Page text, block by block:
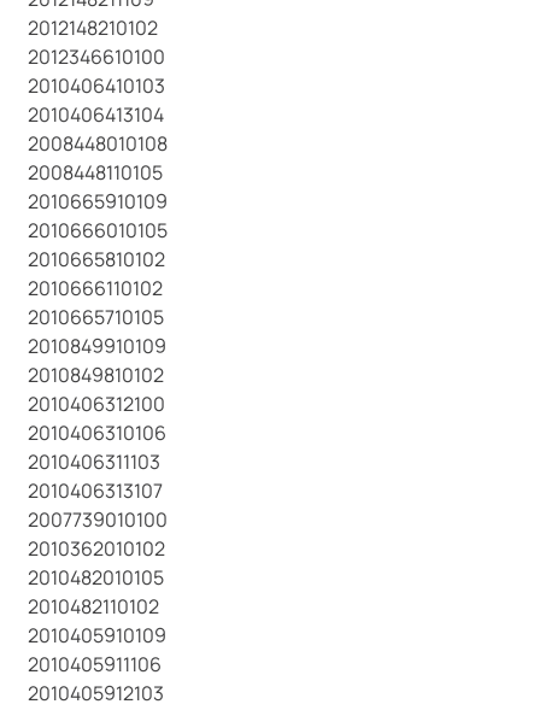
2012148210102
2012346610100
2010406410103
2010406413104
2008448010108
2008448110105
2010665910109
2010666010105
2010665810102
2010666110102
2010665710105
2010849910109
2010849810102
2010406312100
2010406310106
2010406311103
2010406313107
2007739010100
2010362010102
2010482010105
2010482110102
2010405910109
2010405911106
2010405912103